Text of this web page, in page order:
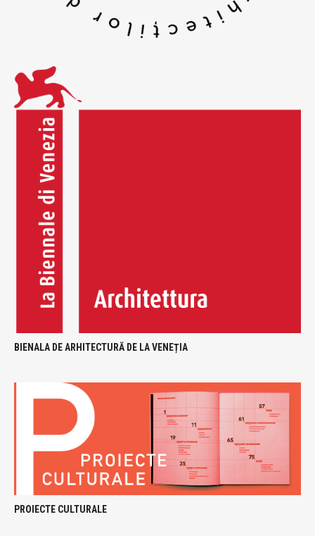
BIENALA DE ARHITECTURĂ DE LA VENEȚIA
PROIECTE CULTURALE